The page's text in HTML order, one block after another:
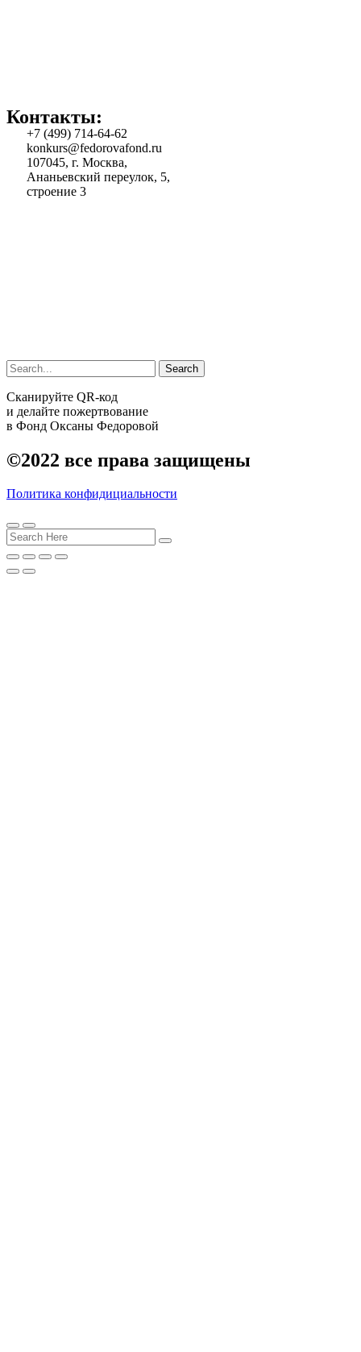
Контакты:
+7 (499) 714-64-62
konkurs@fedorovafond.ru
107045, г. Москва,
Ананьевский переулок, 5,
строение 3
Search
Сканируйте QR-код
и делайте пожертвование
в Фонд Оксаны Федоровой
©2022 все права защищены
Политика конфидициальности